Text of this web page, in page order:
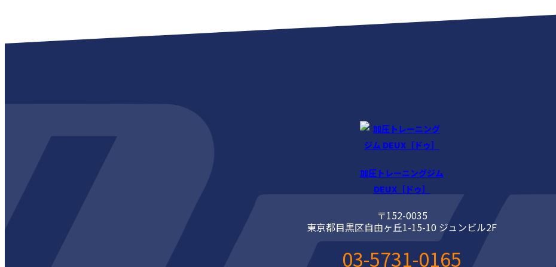
加圧トレーニングジム
DEUX［ドゥ］
〒152-0035
東京都目黒区自由ヶ丘1-15-10 ジュンビル2F
03-5731-0165